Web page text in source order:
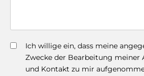
Ich willige ein, dass meine
Zwecke der Bearbeitung meiner
und Kontakt zu mir